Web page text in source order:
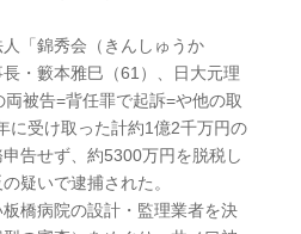
「錦秀会（きんしゅうか
・籔本雅巳（61）、日大元理
被告=背任罪で起訴=や他の取
に受け取った計約1億2千万円の
告せず、約5300万円を脱税し
疑いで逮捕された。
橋病院の設計・監理業者を決